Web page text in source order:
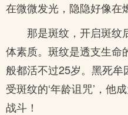
在微微发光，隐隐好像在
那是斑纹，开启斑纹
体素质。斑纹是透支生命
般都活不过25岁。黑死牟
受斑纹的‘年龄诅咒’，他
战斗！